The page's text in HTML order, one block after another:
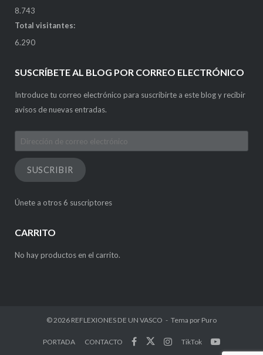
8.743
Total visitantes:
6.290
SUSCRÍBETE AL BLOG POR CORREO ELECTRÓNICO
Introduce tu correo electrónico para suscribirte a este blog y recibir
avisos de nuevas entradas.
Dirección
de
correo
electrónico
SUSCRIBIR
Únete a otros 6 suscriptores
CARRITO
No hay productos en el carrito.
© 2026 REFLEXIONES DE UN VASCO Tema por Puro
PORTADA CONTACTO TikTok